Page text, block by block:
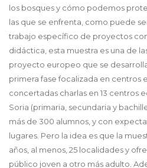
los bosques y cómo podemos
las que se enfrenta, como puede
trabajo específico de proyectos
didáctica, esta muestra es una de
proyecto europeo que se
primera fase focalizada en centros
concertadas charlas en 13 centros
Soria (primaria, secundaria y
más de 300 alumnos, y con
lugares. Pero la idea es que la
años, al menos, 25 localidades y
público joven a otro más adulto.